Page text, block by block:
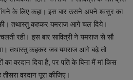
के लिए कहा। इस बार उसने अपने श्वसुर का
की। तथास्तु कहकर यमराज आगे चल दिये।
रही। इस बार सावित्री ने यमराज से सौ
तथास्तु कहकर जब यमराज आगे बढ़े तो
का वरदान दिया है, पर पति के बिना मैं मां किस
वरदान पूरा कीजिए।